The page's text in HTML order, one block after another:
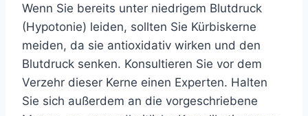
Wenn Sie bereits unter niedrigem Blutdruck
(Hypotonie) leiden, sollten Sie Kürbiskerne
meiden, da sie antioxidativ wirken und den
Blutdruck senken. Konsultieren Sie vor dem
Verzehr dieser Kerne einen Experten. Halten
Sie sich außerdem an die vorgeschriebene